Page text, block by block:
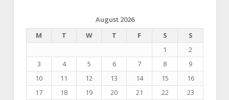
August 2026
M
T W T F S
S
1
2
3
4 5 6 7 8
9
10
11 12 13 14 15
16
17
18 19 20 21 22
23